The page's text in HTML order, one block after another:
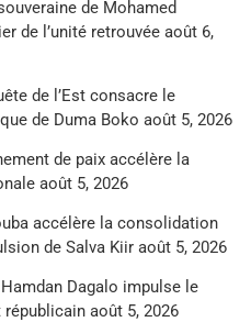
de Mohamed
de l’unité retrouvée août 6,
de l’Est consacre le
de Duma Boko août 5, 2026
de paix accélère la
août 5, 2026
accélère la consolidation
de Salva Kiir août 5, 2026
Dagalo impulse le
républicain août 5, 2026